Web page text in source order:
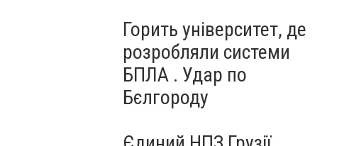
Горить університет, де
розробляли системи
БПЛА . Удар по
Бєлгороду